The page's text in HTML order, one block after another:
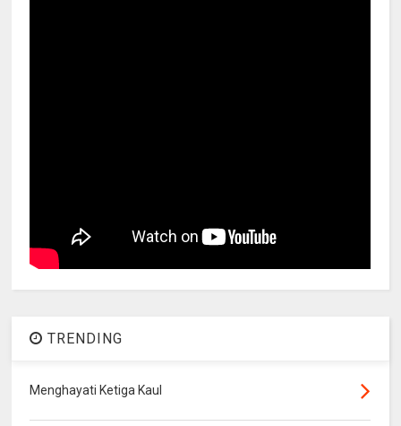
TRENDING
Menghayati Ketiga Kaul